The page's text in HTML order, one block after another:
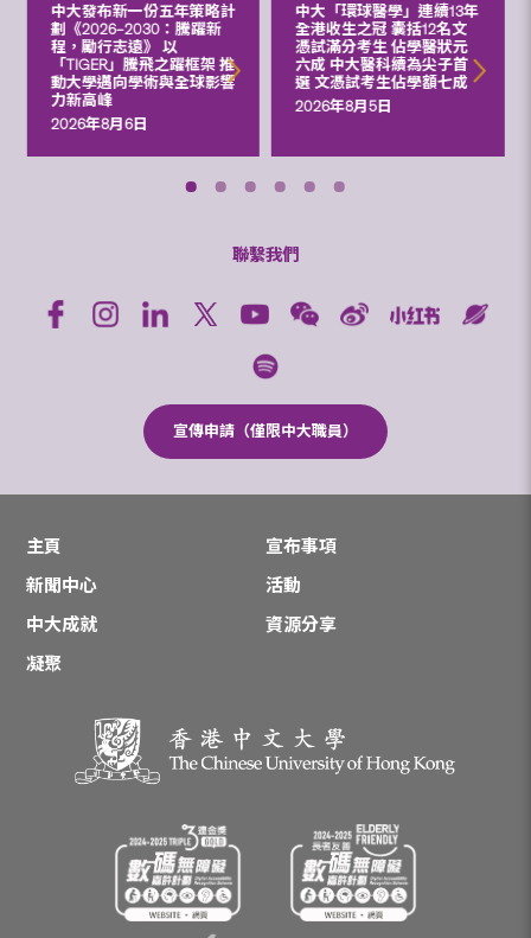
中大發布新一份五年策略計
劃《2026‒2030：騰躍新
程，勵行志遠》 以
「TIGER」騰飛之躍框架 推
動大學邁向學術與全球影響
力新高峰
2026年8月6日
中大「環球醫學」連續13年
全港收生之冠 囊括12名文
憑試滿分考生 佔學醫狀元
六成 中大醫科續為尖子首
選 文憑試考生佔學額七成
2026年8月5日
聯繫我們
宣傳申請（僅限中大職員）
主頁
宣布事項
新聞中心
活動
中大成就
資源分享
凝聚